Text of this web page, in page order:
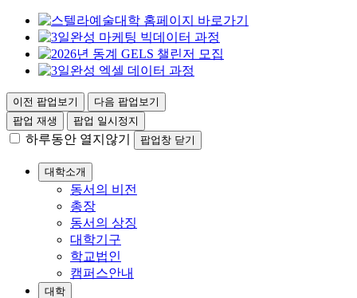
이전 팝업보기
다음 팝업보기
팝업 재생
팝업 일시정지
하루동안 열지않기 팝업창 닫기
대학소개
동서의 비전
총장
동서의 상징
대학기구
학교법인
캠퍼스안내
대학